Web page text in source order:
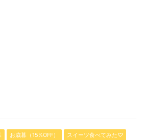
お歳暮（15%OFF）
スイーツ食べてみた♡